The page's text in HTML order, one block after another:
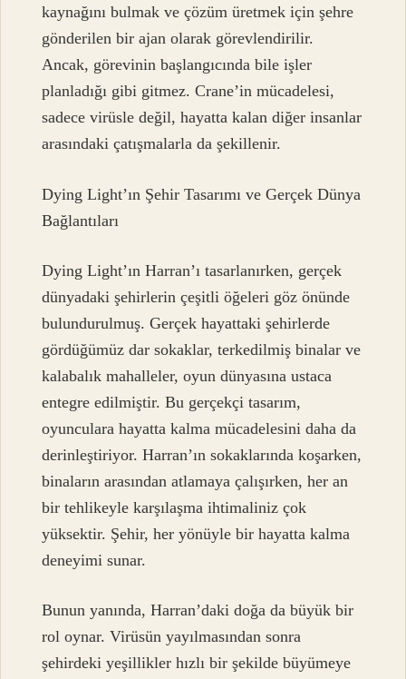
kaynağını bulmak ve çözüm üretmek için şehre
gönderilen bir ajan olarak görevlendirilir.
Ancak, görevinin başlangıcında bile işler
planladığı gibi gitmez. Crane’in mücadelesi,
sadece virüsle değil, hayatta kalan diğer insanlar
arasındaki çatışmalarla da şekillenir.
Dying Light’ın Şehir Tasarımı ve Gerçek Dünya
Bağlantıları
Dying Light’ın Harran’ı tasarlanırken, gerçek
dünyadaki şehirlerin çeşitli öğeleri göz önünde
bulundurulmuş. Gerçek hayattaki şehirlerde
gördüğümüz dar sokaklar, terkedilmiş binalar ve
kalabalık mahalleler, oyun dünyasına ustaca
entegre edilmiştir. Bu gerçekçi tasarım,
oyunculara hayatta kalma mücadelesini daha da
derinleştiriyor. Harran’ın sokaklarında koşarken,
binaların arasından atlamaya çalışırken, her an
bir tehlikeyle karşılaşma ihtimaliniz çok
yüksektir. Şehir, her yönüyle bir hayatta kalma
deneyimi sunar.
Bunun yanında, Harran’daki doğa da büyük bir
rol oynar. Virüsün yayılmasından sonra
şehirdeki yeşillikler hızlı bir şekilde büyümeye